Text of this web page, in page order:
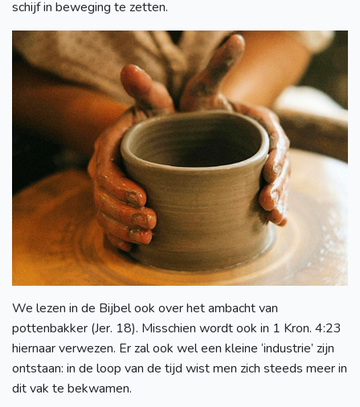
schijf in beweging te zetten.
We lezen in de Bijbel ook over het ambacht van
pottenbakker (Jer. 18). Misschien wordt ook in 1 Kron. 4:23
hiernaar verwezen. Er zal ook wel een kleine ‘industrie’ zijn
ontstaan: in de loop van de tijd wist men zich steeds meer in
dit vak te bekwamen.